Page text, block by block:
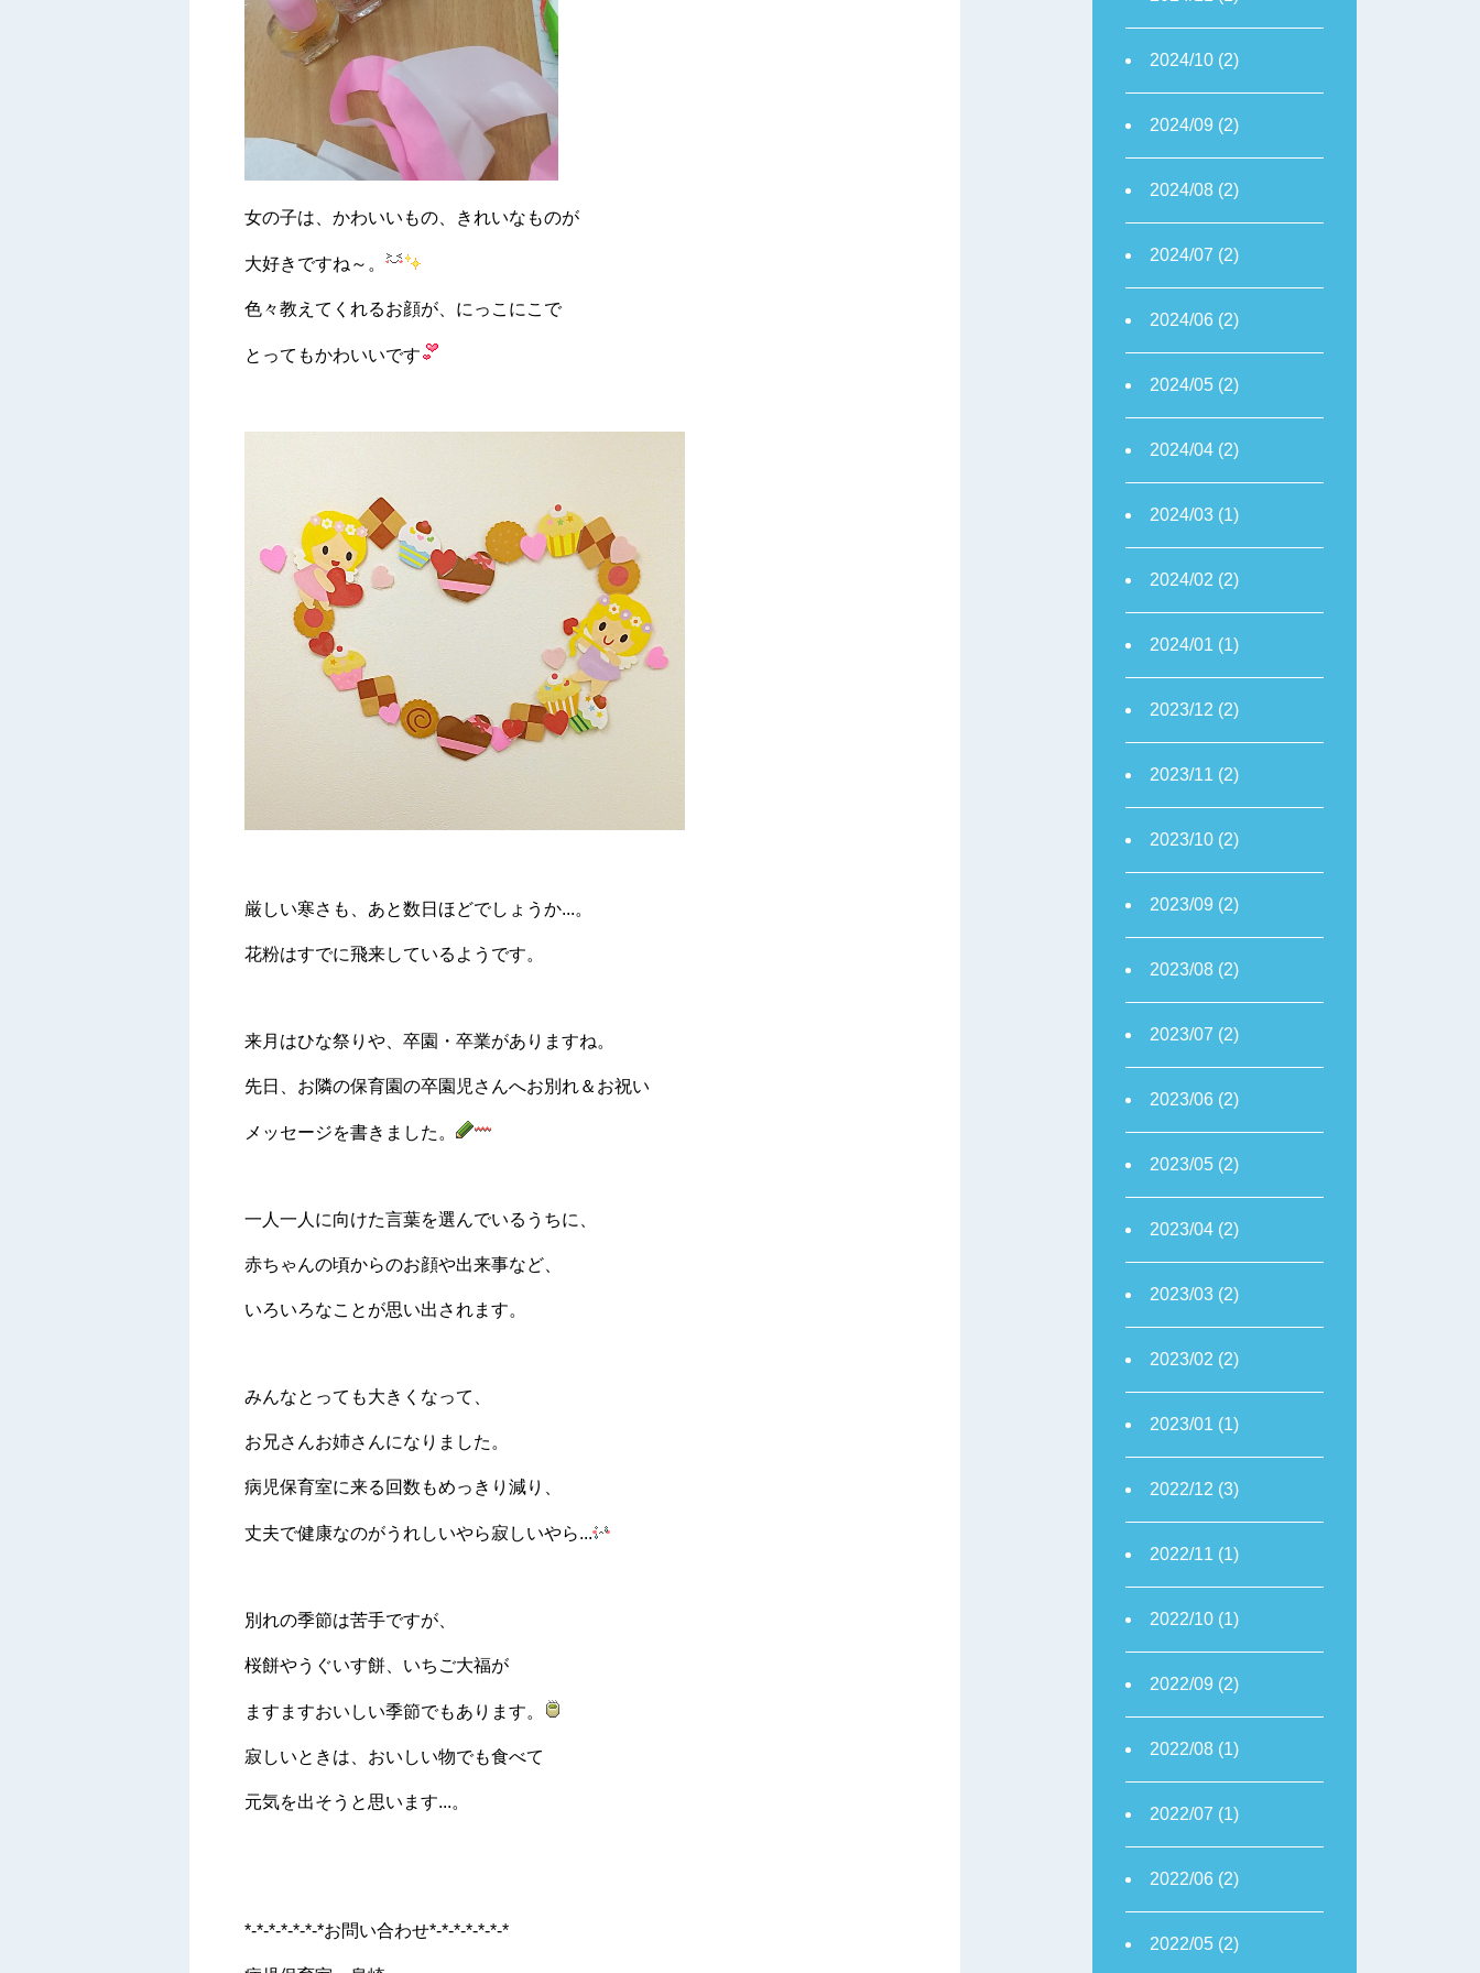
2024/10 (2)
2024/09 (2)
2024/08 (2)
2024/07 (2)
2024/06 (2)
2024/05 (2)
2024/04 (2)
2024/03 (1)
2024/02 (2)
2024/01 (1)
2023/12 (2)
2023/11 (2)
2023/10 (2)
2023/09 (2)
2023/08 (2)
2023/07 (2)
2023/06 (2)
2023/05 (2)
2023/04 (2)
2023/03 (2)
2023/02 (2)
2023/01 (1)
2022/12 (3)
2022/11 (1)
2022/10 (1)
2022/09 (2)
2022/08 (1)
2022/07 (1)
2022/06 (2)
2022/05 (2)
女の子は、かわいいもの、きれいなものが
大好きですね～。
色々教えてくれるお顔が、にっこにこで
とってもかわいいです
厳しい寒さも、あと数日ほどでしょうか...。
花粉はすでに飛来しているようです。
来月はひな祭りや、卒園・卒業がありますね。
先日、お隣の保育園の卒園児さんへお別れ＆お祝い
メッセージを書きました。
一人一人に向けた言葉を選んでいるうちに、
赤ちゃんの頃からのお顔や出来事など、
いろいろなことが思い出されます。
みんなとっても大きくなって、
お兄さんお姉さんになりました。
病児保育室に来る回数もめっきり減り、
丈夫で健康なのがうれしいやら寂しいやら...
別れの季節は苦手ですが、
桜餅やうぐいす餅、いちご大福が
ますますおいしい季節でもあります。
寂しいときは、おいしい物でも食べて
元気を出そうと思います...。
*-*-*-*-*-*-*お問い合わせ*-*-*-*-*-*-*